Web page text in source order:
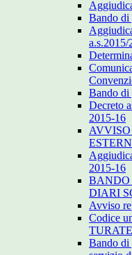
Bando di
a.s.2015/
Bando di
Decreto
2015-16
2015-16
BANDO
DIARI
Avviso
Codice
TURATE
Bando di